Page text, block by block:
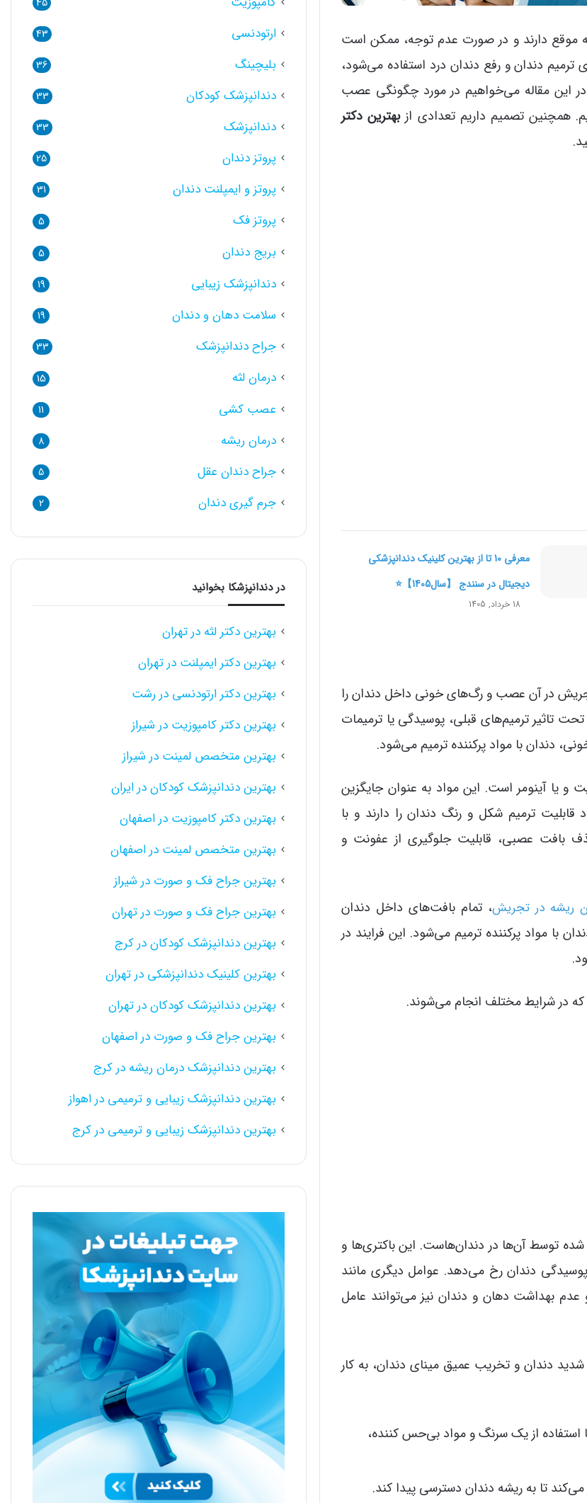
موقع دارند و در صورت عدم توجه، ممکن است
دندان و رفع دندان درد استفاده می‌شود،
این مقاله می‌خواهیم در مورد چگونگی عصب
همچنین تصمیم داریم تعدادی ازبهترین دکتر
معرفی 10 تا از بهترین کلینیک دندانپزشکی
دیجیتال در سنندج 【سال1405】⭐
18 خرداد, 1405
در آن عصب و رگ‌‌های خونی داخل دندان را
تاثیر ترمیم‌‌های قبلی، پوسیدگی یا ترمیمات
دندان با مواد پرکننده ترمیم می‌شود.
و یا آینومر است. این مواد به عنوان جایگزین
ترمیم شکل و رنگ دندان را دارند و با
بافت عصبی، قابلیت جلوگیری از عفونت و
ریشه در تجریش، تمام بافت‌های داخل دندان
مواد پرکننده ترمیم می‌شود. این فرایند در
در شرایط مختلف انجام می‌شوند.
شده توسط آن‌ها در دندان‌هاست. این باکتری‌ها و
دندان رخ می‌دهد. عوامل دیگری مانند
بهداشت دهان و دندان نیز می‌توانند عامل
دندان و تخریب عمیق مینای دندان، به کار
از یک سرنگ و مواد بی‌حس کننده،
می‌کند تا به ریشه دندان دسترسی پیدا کند.
ارتودنسی 43
بلیچینگ 36
دندانپزشک کودکان 33
دندانپزشک 33
پروتز دندان 25
پروتز و ایمپلنت دندان 31
پروتز فک 5
بریج دندان 5
دندانپزشک زیبایی 19
سلامت دهان و دندان 19
جراح دندانپزشک 33
درمان لثه 15
عصب کشی 11
درمان ریشه 8
جراح دندان عقل 5
جرم گیری دندان 2
در دندانپزشکا بخوانید
بهترین دکتر لثه در تهران
بهترین دکتر ایمپلنت در تهران
بهترین دکتر ارتودنسی در رشت
بهترین دکتر کامپوزیت در شیراز
بهترین متخصص لمینت در شیراز
بهترین دندانپزشک کودکان در ایران
بهترین دکتر کامپوزیت در اصفهان
بهترین متخصص لمینت در اصفهان
بهترین جراح فک و صورت در شیراز
بهترین جراح فک و صورت در تهران
بهترین دندانپزشک کودکان در کرج
بهترین کلینیک دندانپزشکی در تهران
بهترین دندانپزشک کودکان در تهران
بهترین جراح فک و صورت در اصفهان
بهترین دندانپزشک درمان ریشه در کرج
بهترین دندانپزشک زیبایی و ترمیمی در اهواز
بهترین دندانپزشک زیبایی و ترمیمی در کرج